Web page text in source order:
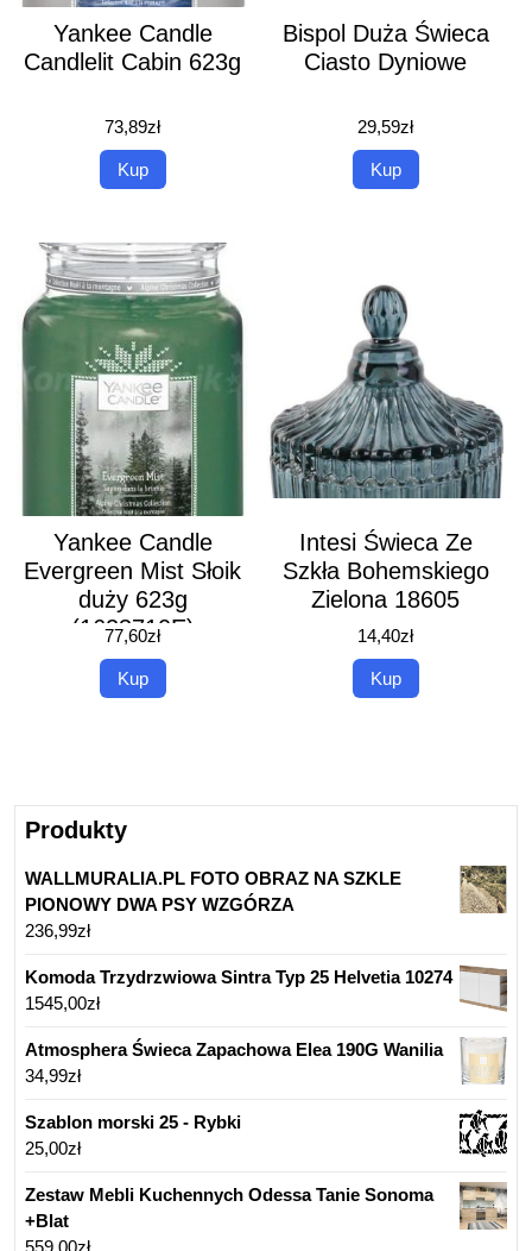
Yankee Candle
Candlelit Cabin 623g
73,89zł
Kup
Bispol Duża Świeca
Ciasto Dyniowe
29,59zł
Kup
Yankee Candle
Evergreen Mist Słoik
duży 623g
(1623710E)
77,60zł
Kup
Intesi Świeca Ze
Szkła Bohemskiego
Zielona 18605
14,40zł
Kup
Produkty
WALLMURALIA.PL FOTO OBRAZ NA SZKLE
PIONOWY DWA PSY WZGÓRZA
236,99zł
Komoda Trzydrzwiowa Sintra Typ 25 Helvetia 10274
1545,00zł
Atmosphera Świeca Zapachowa Elea 190G Wanilia
34,99zł
Szablon morski 25 - Rybki
25,00zł
Zestaw Mebli Kuchennych Odessa Tanie Sonoma
+Blat